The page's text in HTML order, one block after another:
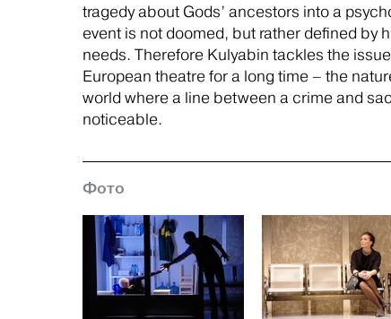
tragedy about Gods’ ancestors into a
event is not doomed, but rather defined by
needs. Therefore Kulyabin tackles the
European theatre for a long time – the
world where a line between a crime and
noticeable.
Фото